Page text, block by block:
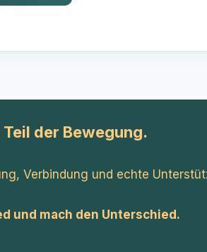
der Bewegung.
Verbindung und echte
und mach den Unterschied.